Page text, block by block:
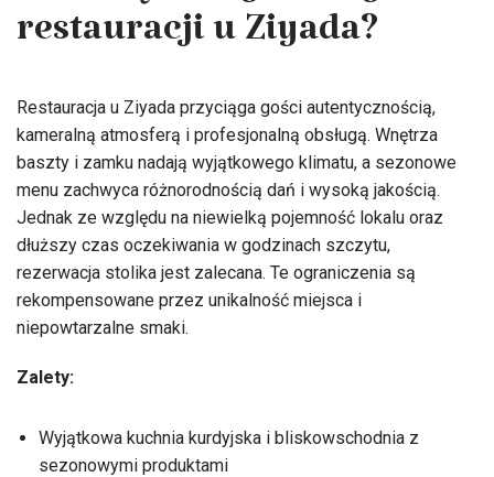
restauracji u Ziyada?
Restauracja u Ziyada przyciąga gości autentycznością,
kameralną atmosferą i profesjonalną obsługą. Wnętrza
baszty i zamku nadają wyjątkowego klimatu, a sezonowe
menu zachwyca różnorodnością dań i wysoką jakością.
Jednak ze względu na niewielką pojemność lokalu oraz
dłuższy czas oczekiwania w godzinach szczytu,
rezerwacja stolika jest zalecana. Te ograniczenia są
rekompensowane przez unikalność miejsca i
niepowtarzalne smaki.
Zalety:
Wyjątkowa kuchnia kurdyjska i bliskowschodnia z
sezonowymi produktami